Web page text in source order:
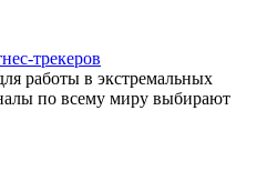
трекеров
работы в экстремальных
по всему миру выбирают